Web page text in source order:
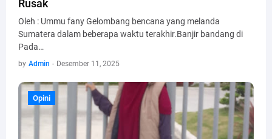
Rusak
Oleh : Ummu fany Gelombang bencana yang melanda
Sumatera dalam beberapa waktu terakhir.Banjir bandang di
Pada…
by Admin - Desember 11, 2025
Opini
Opini